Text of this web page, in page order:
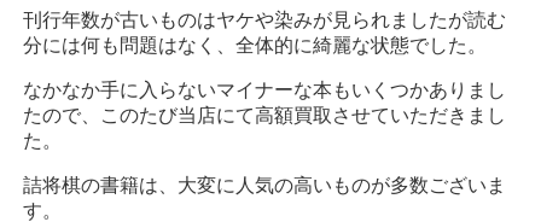
刊行年数が古いものはヤケや染みが見られましたが読む
分には何も問題はなく、全体的に綺麗な状態でした。
なかなか手に入らないマイナーな本もいくつかありまし
たので、このたび当店にて高額買取させていただきまし
た。
詰将棋の書籍は、大変に人気の高いものが多数ございま
す。